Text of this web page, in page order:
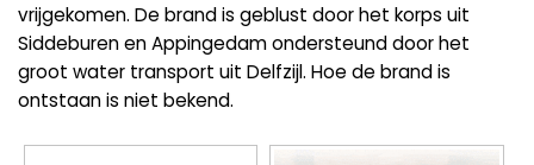
vrijgekomen. De brand is geblust door het korps uit
Siddeburen en Appingedam ondersteund door het
groot water transport uit Delfzijl. Hoe de brand is
ontstaan is niet bekend.